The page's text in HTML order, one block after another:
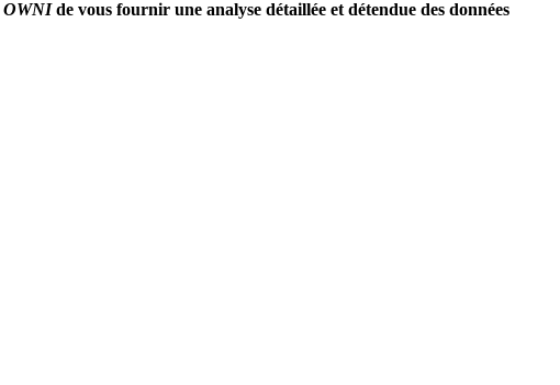
OWNIde vous fournir une analyse détaillée et détendue des données